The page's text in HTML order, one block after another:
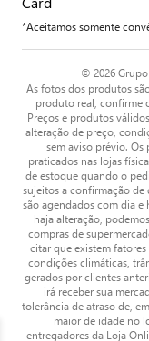
*Aceitamos somente
© 2026
As fotos dos produtos
produto real, confirme
Preços e produtos
alteração de preço,
sem aviso prévio. Os
praticados nas lojas
de estoque quando o
sujeitos a confirmação de
são agendados com dia
haja alteração,
compras de
citar que existem
condições climáticas,
gerados por clientes
irá receber sua
tolerância de atraso de,
maior de idade no
entregadores da Loja